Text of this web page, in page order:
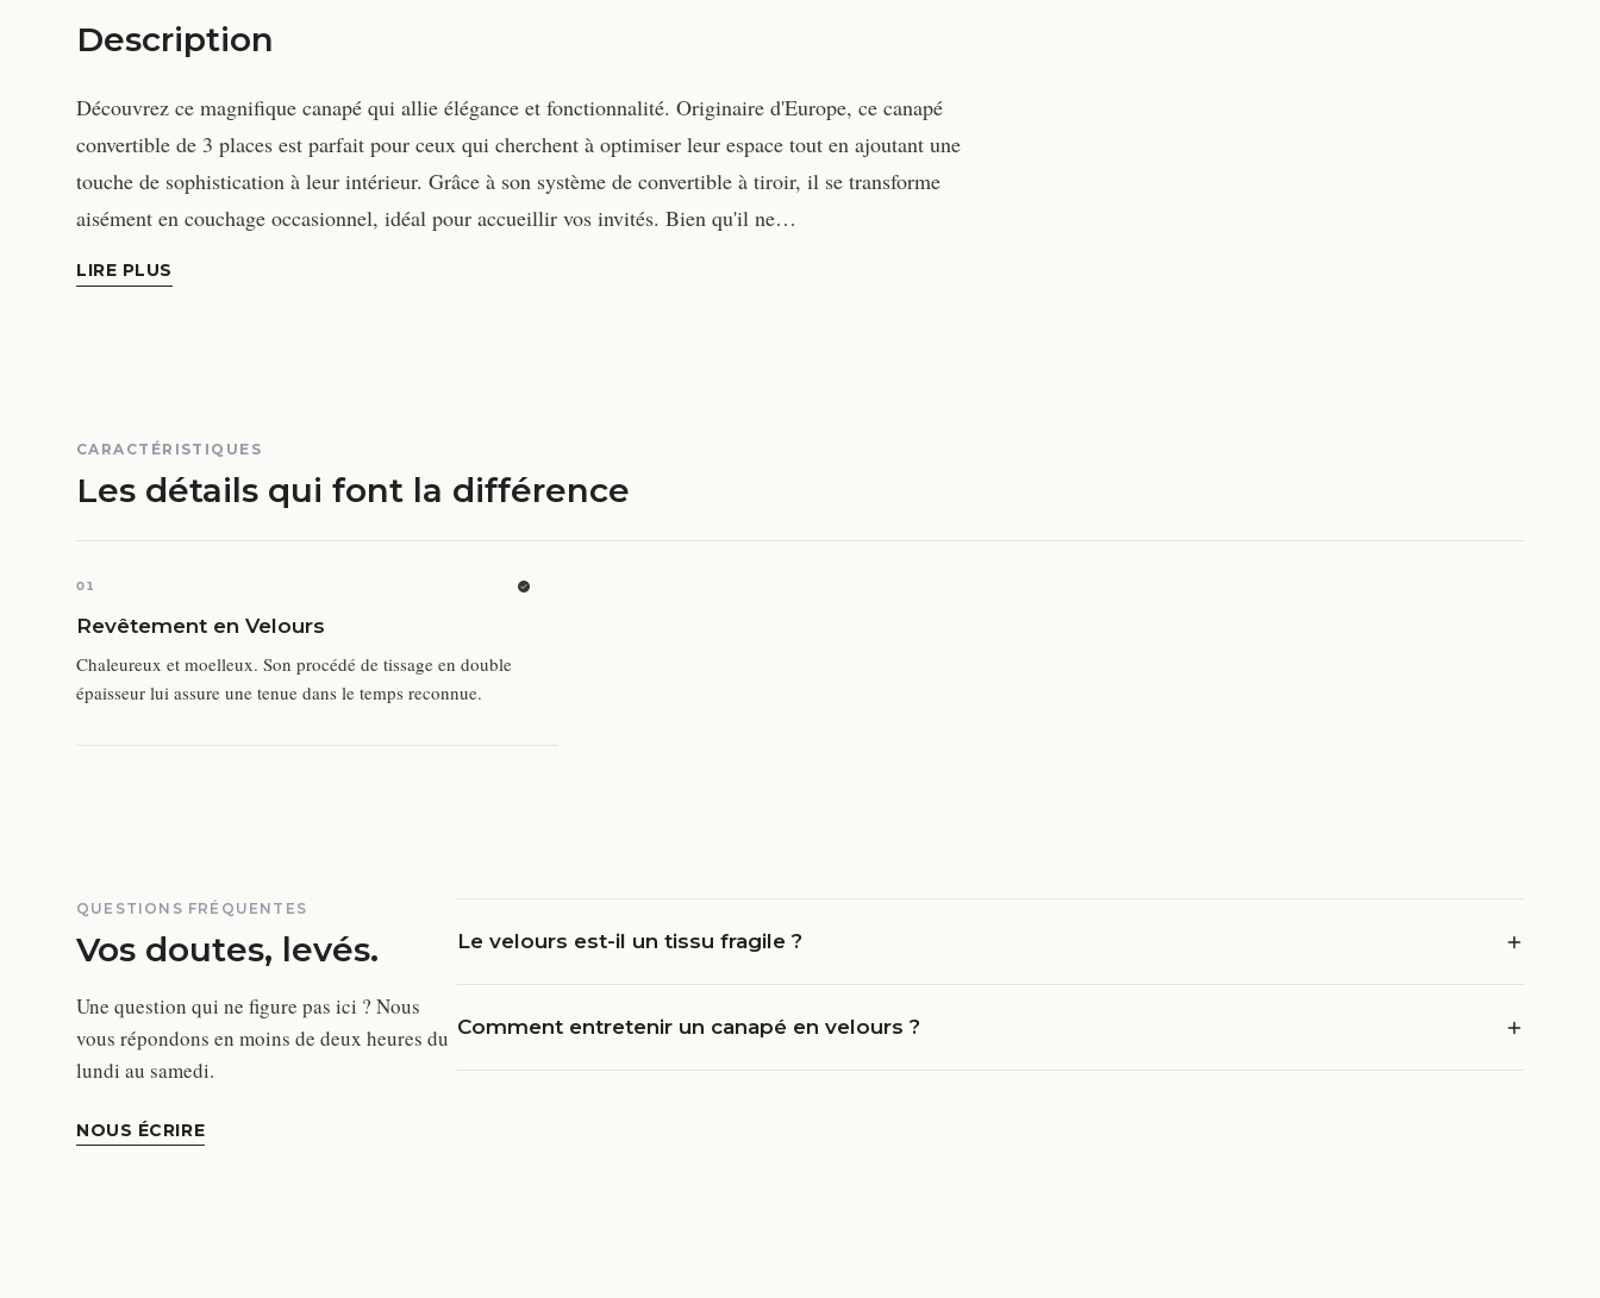
Description
Découvrez ce magnifique canapé qui allie élégance et fonctionnalité. Originaire d'Europe, ce canapé
convertible de 3 places est parfait pour ceux qui cherchent à optimiser leur espace tout en ajoutant une
touche de sophistication à leur intérieur. Grâce à son système de convertible à tiroir, il se transforme
aisément en couchage occasionnel, idéal pour accueillir vos invités. Bien qu'il ne…
LIRE PLUS
CARACTÉRISTIQUES
Les détails qui font la différence
01
Revêtement en Velours
Chaleureux et moelleux. Son procédé de tissage en double
épaisseur lui assure une tenue dans le temps reconnue.
QUESTIONS FRÉQUENTES
Vos doutes, levés.
Une question qui ne figure pas ici ? Nous
vous répondons en moins de deux heures du
lundi au samedi.
NOUS ÉCRIRE
Le velours est-il un tissu fragile ?
Comment entretenir un canapé en velours ?